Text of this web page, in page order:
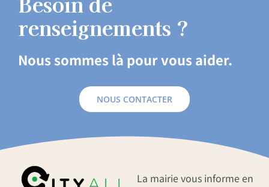
renseignements ?
Nous sommes là pour vous aider.
NOUS CONTACTER
La mairie vous informe en